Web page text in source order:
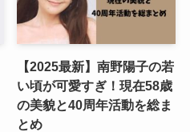
【2025最新】南野陽子の若
い頃が可愛すぎ！現在58歳
の美貌と40周年活動を総ま
とめ